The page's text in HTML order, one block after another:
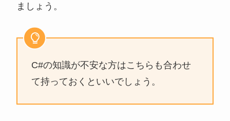
ましょう。
C#の知識が不安な方はこちらも合わせ
て持っておくといいでしょう。